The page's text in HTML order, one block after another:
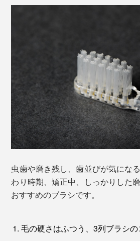
虫歯や磨き残し、歯並びが気にな
わり時期、矯正中、しっかりした
おすすめのブラシです。
毛の硬さはふつう、3列ブラシ